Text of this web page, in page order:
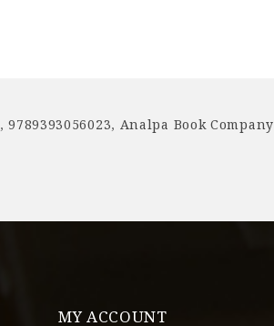
,9789393056023, Analpa Book Company
MY ACCOUNT